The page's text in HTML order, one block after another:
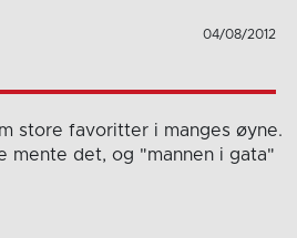
04/08/2012
store favoritter i manges øyne.
mente det, og "mannen i gata"